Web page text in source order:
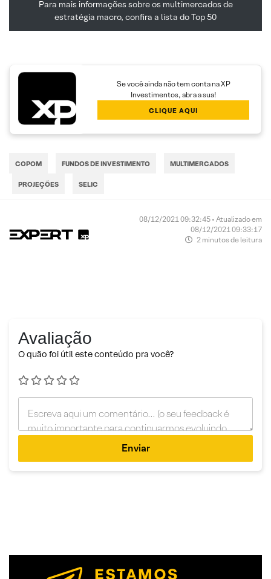
Para mais informações sobre os multimercados de
estratégia macro, confira a lista do Top 50
Se você ainda não tem conta na XP
Investimentos, abra a sua!
CLIQUE AQUI
COPOM FUNDOS DE INVESTIMENTO MULTIMERCADOS
PROJEÇÕES SELIC
08/12/2021 09:32:45 • Atualizado em
08/12/2021 09:33:17
2 minutos de leitura
Avaliação
O quão foi útil este conteúdo pra você?
Enviar